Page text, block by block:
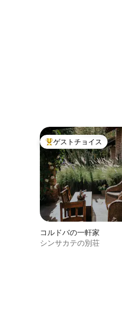
大好評のゲストチョイス
ゲストチョイス
コルドバの一軒家
シンサカテの別荘